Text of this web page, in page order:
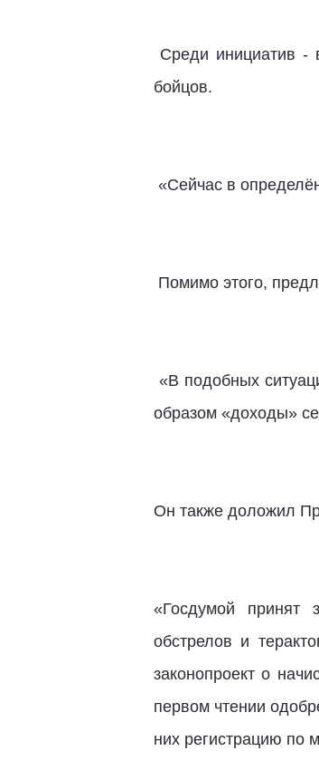
Среди инициатив -
бойцов.
«Сейчас в
Помимо этого,
«В подобных
образом «доходы»
Он также доложил
«Госдумой принят
обстрелов и
законопроект о
первом чтении
них регистрацию по